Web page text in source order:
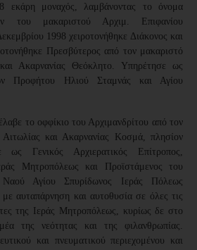
εκάρη μοναχός, λαμβάνοντας το όνομα
του μακαριστού Αρχιμ. Επιφανίου
1998 χειροτονήθηκε Διάκονος και
Πρεσβύτερος από τον μακαριστό
Ακαρνανίας Θεόκλητο. Υπηρέτησε ως
Προφήτου Ηλιού Σταμνάς και Αγίου
το οφφίκιο του Αρχιμανδρίτου από τον
και Ακαρνανίας Κοσμά, πλησίον
Γενικός Αρχιερατικός Επίτροπος,
Μητροπόλεως και Προϊστάμενος του
Ναού Αγίου Σπυρίδωνος Ιεράς Πόλεως
αυταπάρνηση και αυτοθυσία σε όλες τις
της Ιεράς Μητροπόλεως, κυρίως δε στο
της νεότητας και της φιλανθρωπίας.
και πνευματικού περιεχομένου και